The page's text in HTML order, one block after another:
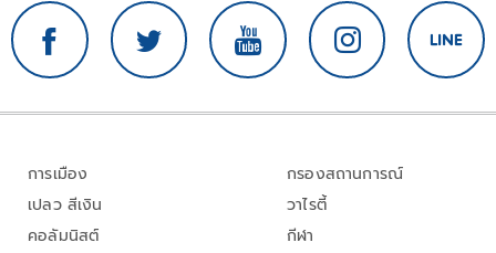
การเมือง
เปลว สีเงิน
คอลัมนิสต์
กรองสถานการณ์
วาไรตี้
กีฬา